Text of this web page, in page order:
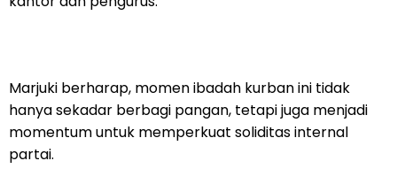
Marjuki berharap, momen ibadah kurban ini tidak
hanya sekadar berbagi pangan, tetapi juga menjadi
momentum untuk memperkuat soliditas internal
partai.